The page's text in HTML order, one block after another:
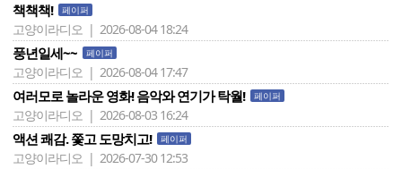
책책책! 페이퍼
고양이라디오 | 2026-08-04 18:24
풍년일세~~ 페이퍼
고양이라디오 | 2026-08-04 17:47
여러모로 놀라운 영화! 음악와 연기가 탁월! 페이퍼
고양이라디오 | 2026-08-03 16:24
액션 쾌감. 쫓고 도망치고! 페이퍼
고양이라디오 | 2026-07-30 12:53